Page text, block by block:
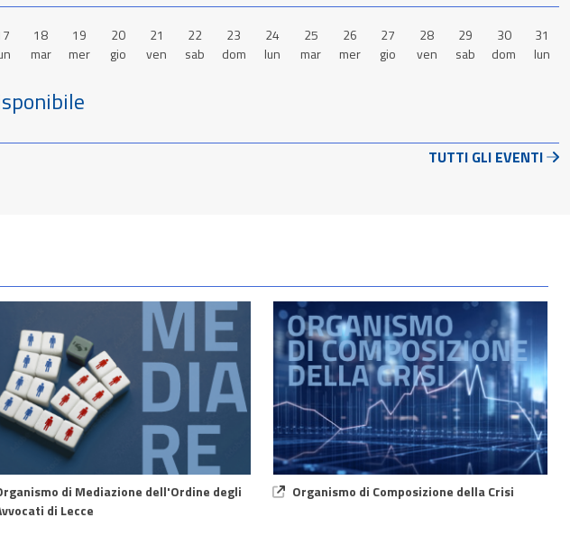
18
mar
19
mer
20
gio
21
ven
22
sab
23
dom
24
lun
25
mar
26
mer
27
gio
28
ven
29
sab
30
dom
31
lun
TUTTI GLI EVENTI
di Mediazione dell'Ordine degli
di Lecce
Organismo di Composizione della Crisi